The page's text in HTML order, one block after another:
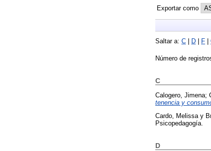
Exportar como
Saltar a: C D F
Número de
C
Calogero, Jimena;
tenencia y
Cardo, Melissay
Psicopedagogía.
D